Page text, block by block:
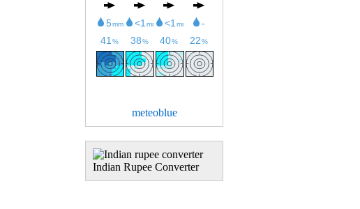
meteoblue
Indian Rupee Converter